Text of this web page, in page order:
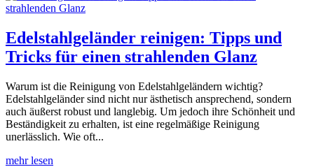
Edelstahlgeländer reinigen: Tipps und
Tricks für einen strahlenden Glanz
Warum ist die Reinigung von Edelstahlgeländern wichtig?
Edelstahlgeländer sind nicht nur ästhetisch ansprechend, sondern
auch äußerst robust und langlebig. Um jedoch ihre Schönheit und
Beständigkeit zu erhalten, ist eine regelmäßige Reinigung
unerlässlich. Wie oft...
mehr lesen